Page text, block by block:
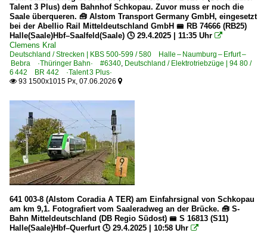
Talent 3 Plus) dem Bahnhof Schkopau. Zuvor muss er noch die
Saale überqueren. 🧰 Alstom Transport Germany GmbH, eingesetzt
bei der Abellio Rail Mitteldeutschland GmbH 🚝 RB 74666 (RB25)
Halle(Saale)Hbf–Saalfeld(Saale) 🕓 29.4.2025 | 11:35 Uhr 
Clemens Kral
Deutschland / Strecken | KBS 500-599 / 580 Halle – Naumburg – Erfurt –
Bebra ·Thüringer Bahn· #6340, Deutschland / Elektrotriebzüge | 94 80 /
6 442 BR 442 ·Talent 3 Plus·
 93 1500x1015 Px, 07.06.2026 
641 003-8 (Alstom Coradia A TER) am Einfahrsignal von Schkopau
am km 9,1. Fotografiert vom Saaleradweg an der Brücke. 🧰 S-
Bahn Mitteldeutschland (DB Regio Südost) 🚝 S 16813 (S11)
Halle(Saale)Hbf–Querfurt 🕓 29.4.2025 | 10:58 Uhr 